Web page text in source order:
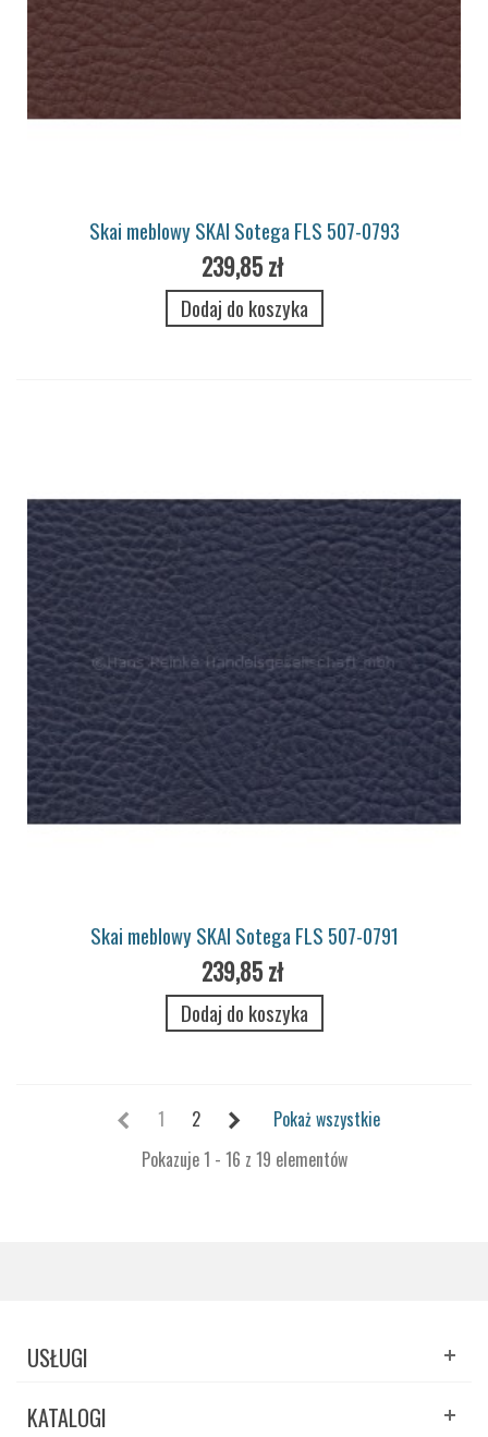
Skai meblowy SKAI Sotega FLS 507-0793
239,85 zł
Dodaj do koszyka
Skai meblowy SKAI Sotega FLS 507-0791
239,85 zł
Dodaj do koszyka
1 2
Pokaż wszystkie
Pokazuje 1 - 16 z 19 elementów
USŁUGI
KATALOGI